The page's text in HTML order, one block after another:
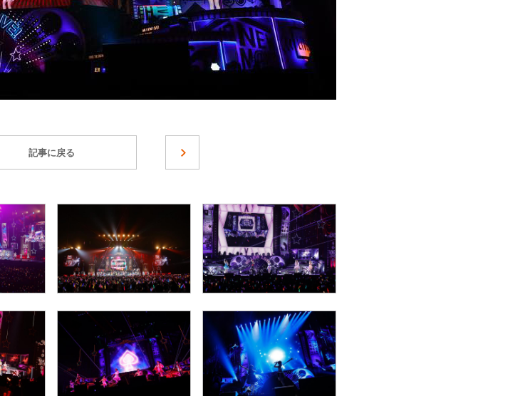
記事に戻る